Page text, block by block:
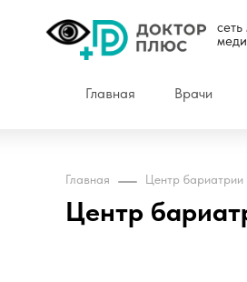
Главная Врачи
Главная Центр бариатрии
Центр